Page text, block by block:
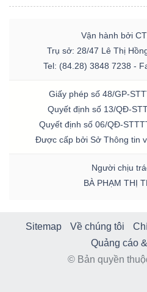
Vận hành bởi
Trụ sở: 28/47 Lê Thị
Tel: (84.28) 3848 7238 -
Giấy phép số 48/GP-
Quyết định số 13/QĐ-
Quyết định số 06/QĐ-
Được cấp bởi Sở Thông tin
Người chịu
BÀ PHẠM THỊ
Sitemap Về chúng tôi
Quảng cáo
© Bản quyền